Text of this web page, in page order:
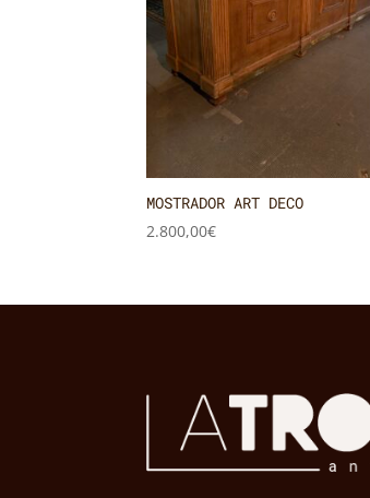
MOSTRADOR ART DECO
2.800,00€